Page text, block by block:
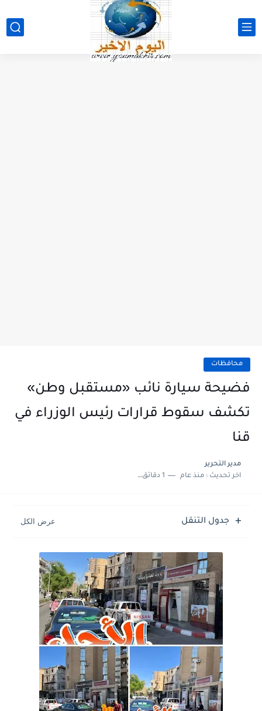
محافظات
فضيحة سيارة نائب «مستقبل وطن»
تكشف سقوط قرارات رئيس الوزراء في
قنا
مدير التحرير
اخر تحديث :منذ عام 1 دقائق للقراءة
جدول التنقل